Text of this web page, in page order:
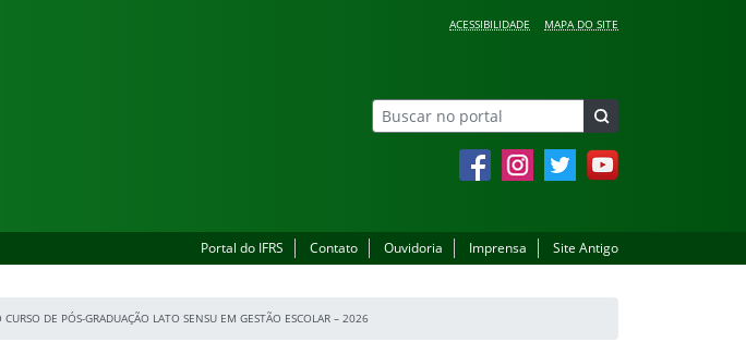
ACESSIBILIDADE MAPA DO SITE
FacebookInstagramTwitter YouTube
Portal do IFRS Contato Ouvidoria Imprensa Site Antigo
DE PÓS-GRADUAÇÃO LATO SENSU EM GESTÃO ESCOLAR – 2026